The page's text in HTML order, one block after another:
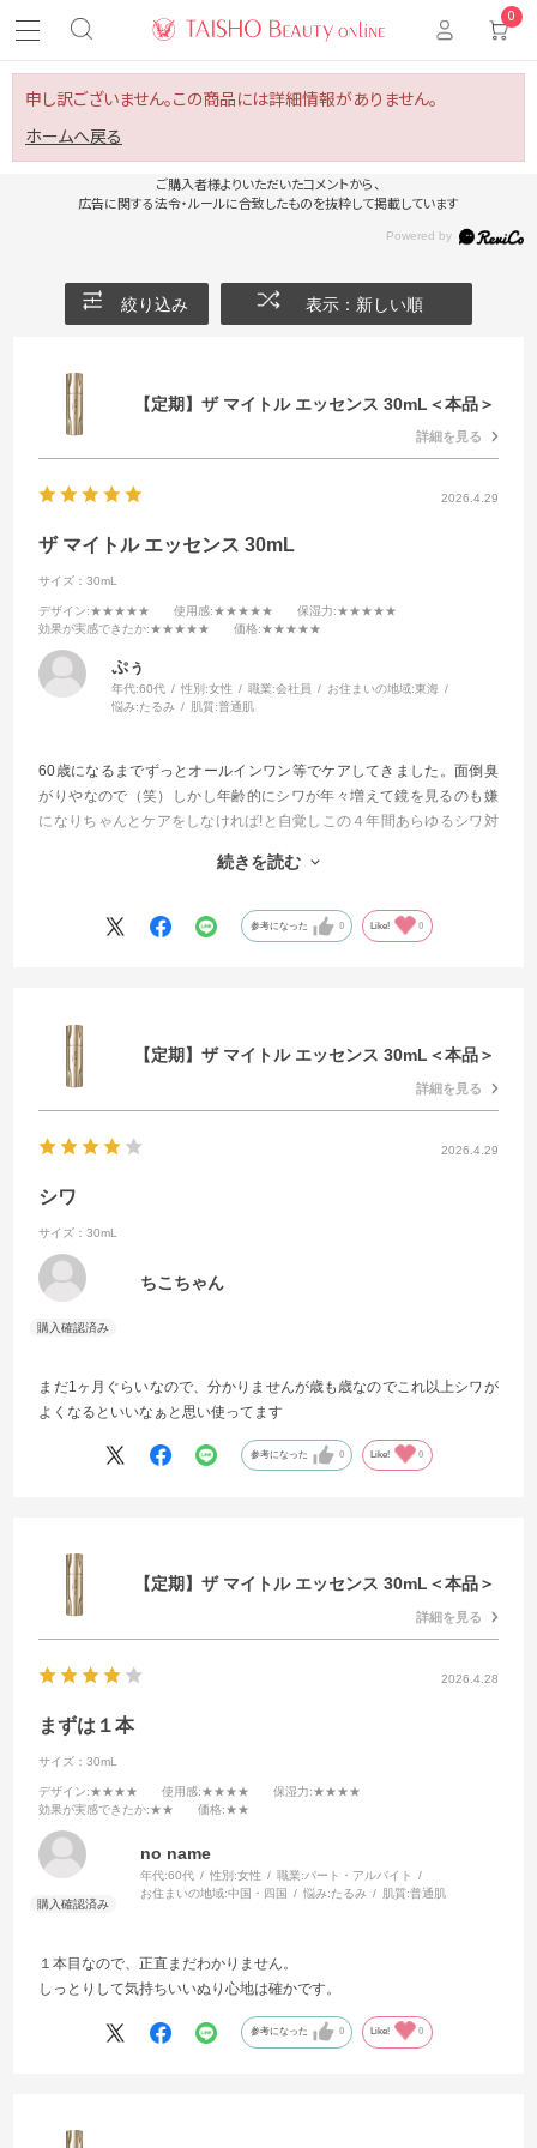
0
申し訳ございません。この商品には詳細情報がありません。
ホームへ戻る
ご購入者様よりいただいたコメントから、
広告に関する法令・ルールに合致したものを抜粋して掲載しています
絞り込み 表示：新しい順
【定期】ザ マイトル エッセンス 30mL＜本品＞
詳細を見る
2026.4.29
ザ マイトル エッセンス 30mL
サイズ：30mL
デザイン:★★★★★ 使用感:★★★★★ 保湿力:★★★★★
効果が実感できたか:★★★★★ 価格:★★★★★
ぷぅ
年代:60代 性別:女性 職業:会社員 お住まいの地域:東海
悩み:たるみ 肌質:普通肌
60歳になるまでずっとオールインワン等でケアしてきました。面倒臭
がりやなので（笑）しかし年齢的にシワが年々増えて鏡を見るのも嫌
になりちゃんとケアをしなければ!と自覚しこの４年間あらゆるシワ対
今回もそんな感じで試してみました。
もう他を試したりする事が無くなりました。
これからはずっと使い続けて行きます
続きを読む
参考になった 0 Like! 0
【定期】ザ マイトル エッセンス 30mL＜本品＞
詳細を見る
2026.4.29
シワ
サイズ：30mL
ちこちゃん
まだ1ヶ月ぐらいなので、分かりませんが歳も歳なのでこれ以上シワが
よくなるといいなぁと思い使ってます
参考になった 0 Like! 0
【定期】ザ マイトル エッセンス 30mL＜本品＞
詳細を見る
2026.4.28
まずは１本
サイズ：30mL
デザイン:★★★★ 使用感:★★★★ 保湿力:★★★★
効果が実感できたか:★★ 価格:★★
no name
年代:60代 性別:女性 職業:パート・アルバイト
お住まいの地域:中国・四国 悩み:たるみ 肌質:普通肌
１本目なので、正直まだわかりません。
しっとりして気持ちいいぬり心地は確かです。
参考になった 0 Like! 0